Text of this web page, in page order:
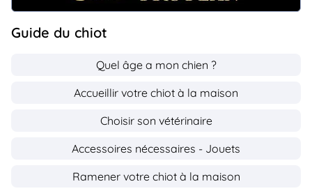
Guide du chiot
Quel âge a mon chien ?
Accueillir votre chiot à la maison
Choisir son vétérinaire
Accessoires nécessaires - Jouets
Ramener votre chiot à la maison